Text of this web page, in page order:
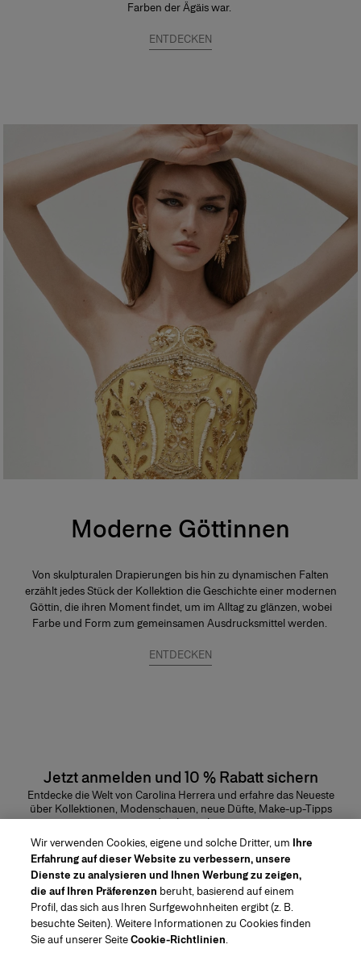
Farben der Ägäis war.
ENTDECKEN
Moderne Göttinnen
Von skulpturalen Drapierungen bis hin zu dynamischen Falten
erzählt jedes Stück der Kollektion die Geschichte einer modernen
Göttin, die ihren Moment findet, um im Alltag zu glänzen, wobei
Farbe und Form zum gemeinsamen Ausdrucksmittel werden.
ENTDECKEN
Jetzt anmelden und 10 % Rabatt sichern
Entdecke die Welt von Carolina Herrera und erfahre das Neueste
über Kollektionen, Modenschauen, neue Düfte, Make-up-Tipps
und vieles mehr.
E-Mail-Adresse
Wir verwenden Cookies, eigene und solche Dritter, um Ihre
Erfahrung auf dieser Website zu verbessern, unsere
Dienste zu analysieren und Ihnen Werbung zu zeigen,
die auf Ihren Präferenzen beruht, basierend auf einem
Profil, das sich aus Ihren Surfgewohnheiten ergibt (z. B.
besuchte Seiten). Weitere Informationen zu Cookies finden
Sie auf unserer SeiteCookie-Richtlinien.